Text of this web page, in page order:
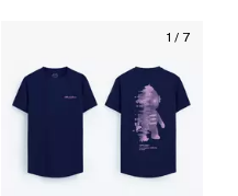
1 / 7